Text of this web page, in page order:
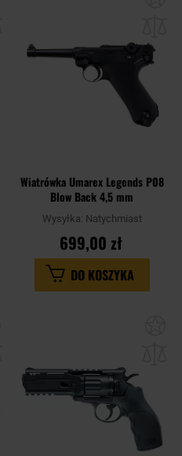
Wiatrówka Umarex Legends P08
Blow Back 4,5 mm
Wysyłka: Natychmiast
699,00 zł
DO KOSZYKA